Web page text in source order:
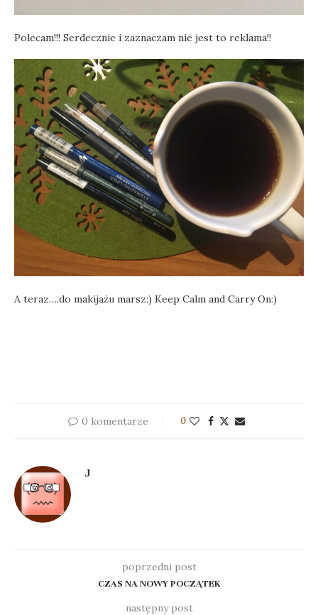
Polecam!!! Serdecznie i zaznaczam nie jest to reklama!!
A teraz….do makijażu marsz:) Keep Calm and Carry On:)
0 komentarze 0
J
poprzedni post
CZAS NA NOWY POCZĄTEK
następny post